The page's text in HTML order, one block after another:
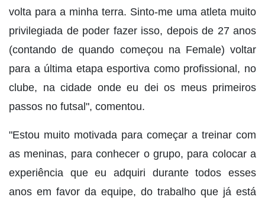
volta para a minha terra. Sinto-me uma atleta muito
privilegiada de poder fazer isso, depois de 27 anos
(contando de quando começou na Female) voltar
para a última etapa esportiva como profissional, no
clube, na cidade onde eu dei os meus primeiros
passos no futsal", comentou.
"Estou muito motivada para começar a treinar com
as meninas, para conhecer o grupo, para colocar a
experiência que eu adquiri durante todos esses
anos em favor da equipe, do trabalho que já está